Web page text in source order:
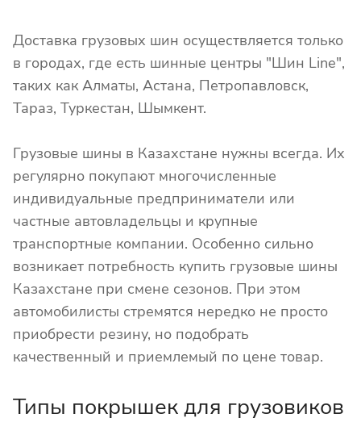
Доставка грузовых шин осуществляется только
в городах, где есть шинные центры "Шин Line",
таких как Алматы, Астана, Петропавловск,
Тараз, Туркестан, Шымкент.
Грузовые шины в Казахстане нужны всегда. Их
регулярно покупают многочисленные
индивидуальные предприниматели или
частные автовладельцы и крупные
транспортные компании. Особенно сильно
возникает потребность купить грузовые шины
Казахстане при смене сезонов. При этом
автомобилисты стремятся нередко не просто
приобрести резину, но подобрать
качественный и приемлемый по цене товар.
Типы покрышек для грузовиков